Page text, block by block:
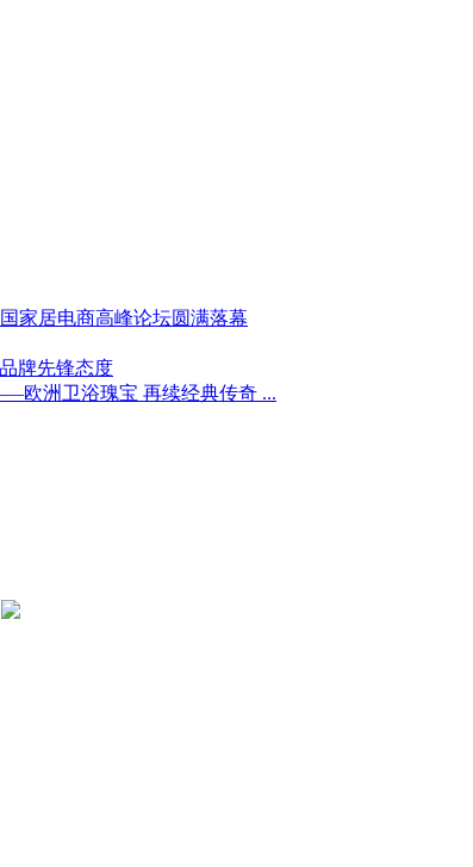
家居电商高峰论坛圆满落幕
牌先锋态度
欧洲卫浴瑰宝 再续经典传奇 ...